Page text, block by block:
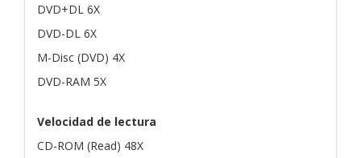
DVD+DL 6X
DVD-DL 6X
M-Disc (DVD) 4X
DVD-RAM 5X
Velocidad de lectura
CD-ROM (Read) 48X